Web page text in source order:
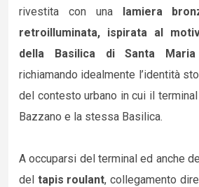
rivestita con unalamiera
retroilluminata, ispirata al
della Basilica di Santa
richiamando idealmente l’identità
del contesto urbano in cui il
Bazzano e la stessa Basilica.
A occuparsi del terminal ed anche
del tapis roulant, collegamento